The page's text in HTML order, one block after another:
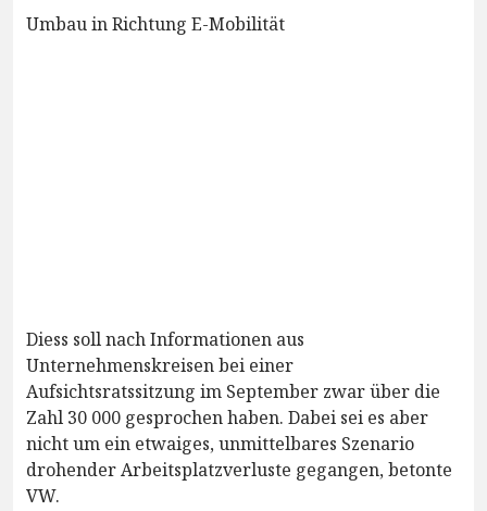
Umbau in Richtung E-Mobilität
Diess soll nach Informationen aus
Unternehmenskreisen bei einer
Aufsichtsratssitzung im September zwar über die
Zahl 30 000 gesprochen haben. Dabei sei es aber
nicht um ein etwaiges, unmittelbares Szenario
drohender Arbeitsplatzverluste gegangen, betonte
VW.